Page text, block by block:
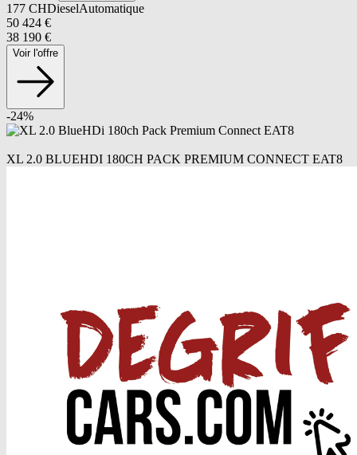
177 CHDieselAutomatique
50 424 €
38 190 €
Voir l'offre
-24%
XL 2.0 BLUEHDI 180CH PACK PREMIUM CONNECT EAT8